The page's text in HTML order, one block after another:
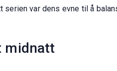
var dens evne til å
midnatt